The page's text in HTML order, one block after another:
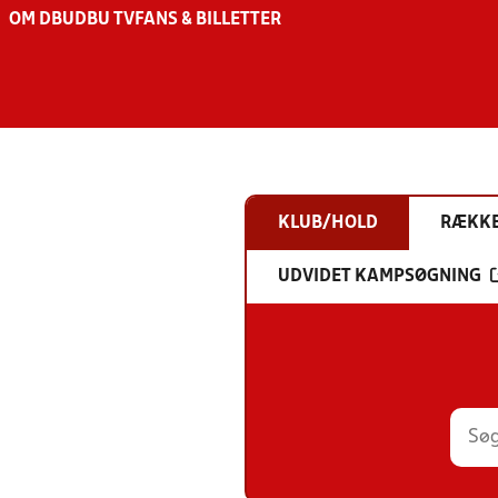
OM DBU DBU TV FANS & BILLETTER
KLUB/HOLD
UDVIDET KAMPSØGNING